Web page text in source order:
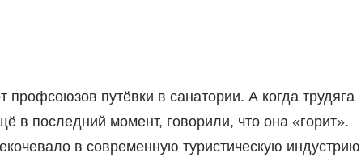
путёвки в санатории. А когда трудяга
в последний момент, говорили, что она «горит».
в современную туристическую